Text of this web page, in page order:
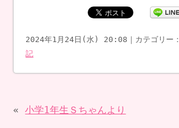
2024年1月24日(水) 20:08｜カテゴリー：
記
«小学1年生Ｓちゃんより